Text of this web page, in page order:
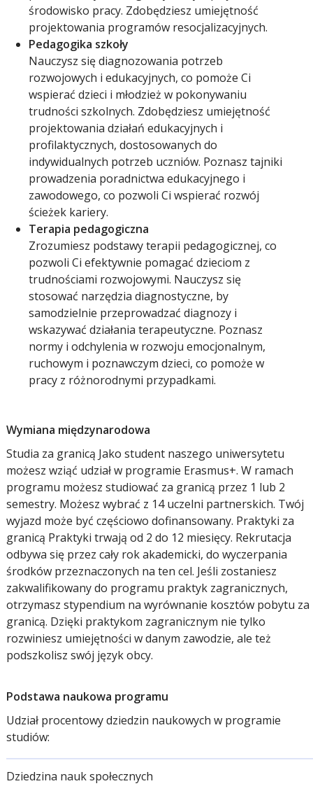
środowisko pracy. Zdobędziesz umiejętność
projektowania programów resocjalizacyjnych.
Pedagogika szkoły
Nauczysz się diagnozowania potrzeb
rozwojowych i edukacyjnych, co pomoże Ci
wspierać dzieci i młodzież w pokonywaniu
trudności szkolnych. Zdobędziesz umiejętność
projektowania działań edukacyjnych i
profilaktycznych, dostosowanych do
indywidualnych potrzeb uczniów. Poznasz tajniki
prowadzenia poradnictwa edukacyjnego i
zawodowego, co pozwoli Ci wspierać rozwój
ścieżek kariery.
Terapia pedagogiczna
Zrozumiesz podstawy terapii pedagogicznej, co
pozwoli Ci efektywnie pomagać dzieciom z
trudnościami rozwojowymi. Nauczysz się
stosować narzędzia diagnostyczne, by
samodzielnie przeprowadzać diagnozy i
wskazywać działania terapeutyczne. Poznasz
normy i odchylenia w rozwoju emocjonalnym,
ruchowym i poznawczym dzieci, co pomoże w
pracy z różnorodnymi przypadkami.
Wymiana międzynarodowa
Studia za granicą Jako student naszego uniwersytetu
możesz wziąć udział w programie Erasmus+. W ramach
programu możesz studiować za granicą przez 1 lub 2
semestry. Możesz wybrać z 14 uczelni partnerskich. Twój
wyjazd może być częściowo dofinansowany. Praktyki za
granicą Praktyki trwają od 2 do 12 miesięcy. Rekrutacja
odbywa się przez cały rok akademicki, do wyczerpania
środków przeznaczonych na ten cel. Jeśli zostaniesz
zakwalifikowany do programu praktyk zagranicznych,
otrzymasz stypendium na wyrównanie kosztów pobytu za
granicą. Dzięki praktykom zagranicznym nie tylko
rozwiniesz umiejętności w danym zawodzie, ale też
podszkolisz swój język obcy.
Podstawa naukowa programu
Udział procentowy dziedzin naukowych w programie
studiów:
Dziedzina nauk społecznych